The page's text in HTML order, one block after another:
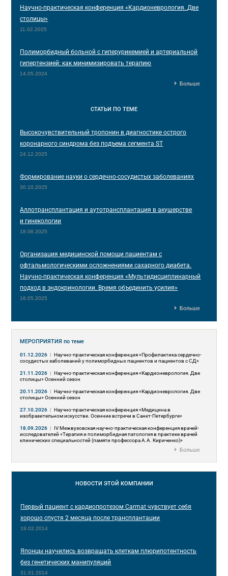
Научно-практическая конференция «Кардионеврология. Две
столицы»
11.02.2025
Полиморбидный больной с гиперурикемией и артериальной
гипертензией: как минимизировать терапию
14.05.2024
Больше
СТАТЬИ ПО ТЕМЕ
Высокочувствительный тропонин в диагностике острого
коронарного синдрома без подъема сегмента ST
24.12.2025
Формирование науки о сердечно-сосудистых заболеваниях
30.10.2025
Аллотрансплантация и аутотрансплантация в акушерстве
и гинекологии
18.06.2025
Организация медицинской помощи пациентам с
офтальмологическими осложнениями сахарного диабета.
Научно-практическая конференция «Мультидисциплинарный
подход в эндокринологии. Время объединить усилия»
16.05.2025
Больше
МЕРОПРИЯТИЯпо теме
01.12.2026 | Научно-практическая конференция «Профилактика сердечно-
сосудистых заболеваний у полиморбидных пациентов и пациентов с СД»
21.11.2026 | Научно-практическая конференция «Кардионеврология. Две
столицы» Осенний сезон
20.11.2026 | Научно-практическая конференция «Кардионеврология. Две
столицы» Осенний сезон
27.10.2026 | Научно-практическая конференция «Медицина в
изобразительном искусстве. Осенние встречи в Санкт-Петербурге»
18.09.2026 | IV Межвузовская научно-практическая конференция врачей-
исследователей «Терапия и полиморбидная патология в практике врачей
клинических специальностей (памяти профессора А.А. Кириченко)»
Больше
НОВОСТИ ЭТОЙ КОМПАНИИ
Первый пациент с кардиопротезом Carmat чувствует себя
хорошо спустя 2 месяца после трансплантации
19.02.2014
Японцы научились возвращать клеткам плюрипотентность
без генетических манипуляций
31.01.2014